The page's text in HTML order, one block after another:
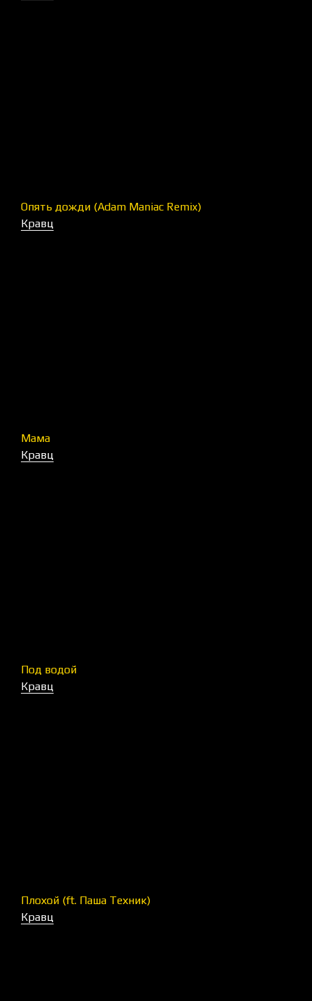
Опять дожди (Adam Maniac Remix)
Кравц
Мама
Кравц
Под водой
Кравц
Плохой (ft. Паша Техник)
Кравц